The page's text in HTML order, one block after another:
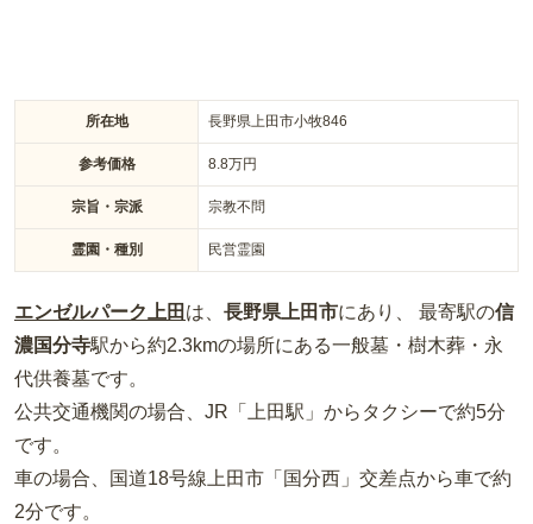
所在地 長野県上田市小牧846
参考価格 8.8万円
宗旨・宗派 宗教不問
霊園・種別 民営霊園
エンゼルパーク上田 は、 長野県上田市にあり、 最寄駅の信
濃国分寺駅から約2.3kmの場所にある一般墓・樹木葬・永
代供養墓です。
公共交通機関の場合、JR「上田駅」からタクシーで約5分
です。
車の場合、国道18号線上田市「国分西」交差点から車で約
2分です。